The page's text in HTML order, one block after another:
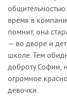
время в
помнит, она
— во дворе и
школе. Тем
доброту Софии,
огромное
девочки.